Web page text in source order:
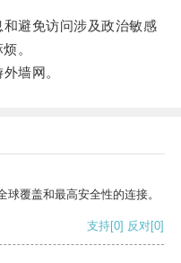
避免访问涉及政治敏感
。
墙网。
覆盖和最高安全性的连接。
支持[0] 反对[0]